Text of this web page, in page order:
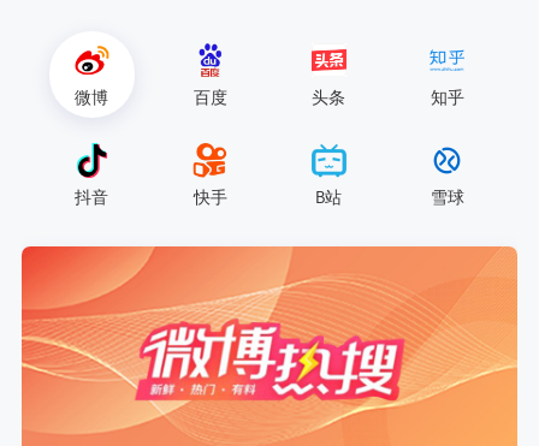
微博 百度 头条 知乎
抖音 快手 B站 雪球